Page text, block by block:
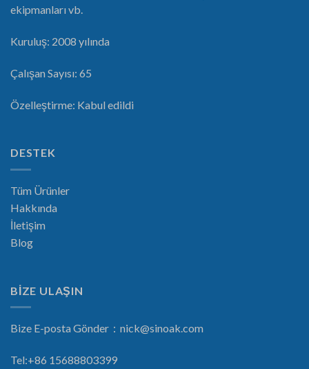
ekipmanları vb.
Kuruluş: 2008 yılında
Çalışan Sayısı: 65
Özelleştirme: Kabul edildi
DESTEK
Tüm Ürünler
Hakkında
İletişim
Blog
BİZE ULAŞIN
Bize E-posta Gönder： nick@sinoak.com
Tel:+86 15688803399